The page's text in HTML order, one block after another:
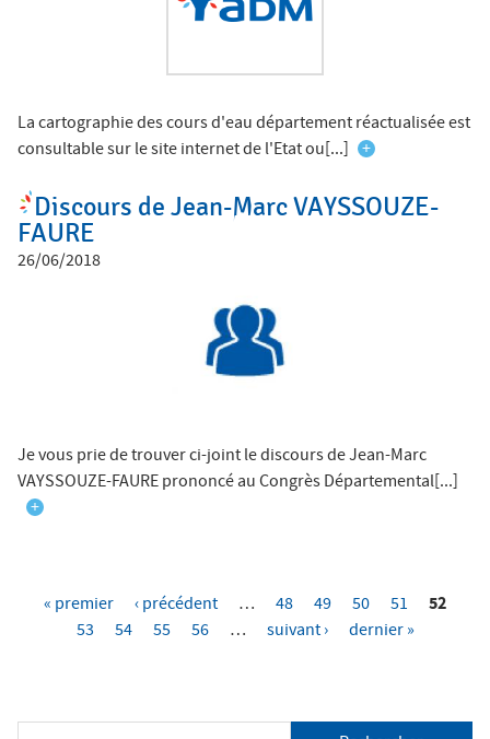
La cartographie des cours d'eau département réactualisée est
consultable sur le site internet de l'Etat ou[...]
+
Discours de Jean-Marc VAYSSOUZE-
FAURE
26/06/2018
Je vous prie de trouver ci-joint le discours de Jean-Marc
VAYSSOUZE-FAURE prononcé au Congrès Départemental[...]
+
e
« premier ‹ précédent … 48 49 50 51 52
53 54 55 56 … suivant › dernier »